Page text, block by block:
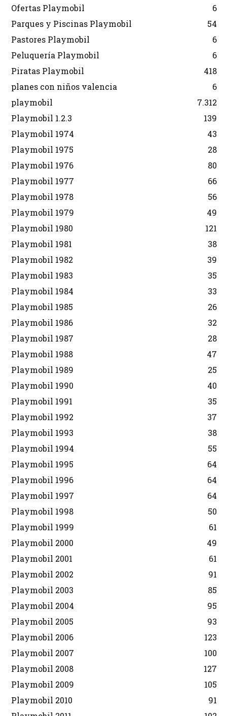
Ofertas Playmobil
6
Parques y Piscinas Playmobil
54
Pastores Playmobil
6
Peluquería Playmobil
6
Piratas Playmobil
418
planes con niños valencia
6
playmobil
7.312
Playmobil 1.2.3
139
Playmobil 1974
43
Playmobil 1975
28
Playmobil 1976
80
Playmobil 1977
66
Playmobil 1978
56
Playmobil 1979
49
Playmobil 1980
121
Playmobil 1981
38
Playmobil 1982
39
Playmobil 1983
35
Playmobil 1984
33
Playmobil 1985
26
Playmobil 1986
32
Playmobil 1987
28
Playmobil 1988
47
Playmobil 1989
25
Playmobil 1990
40
Playmobil 1991
35
Playmobil 1992
37
Playmobil 1993
38
Playmobil 1994
55
Playmobil 1995
64
Playmobil 1996
64
Playmobil 1997
64
Playmobil 1998
50
Playmobil 1999
61
Playmobil 2000
49
Playmobil 2001
61
Playmobil 2002
91
Playmobil 2003
85
Playmobil 2004
95
Playmobil 2005
93
Playmobil 2006
123
Playmobil 2007
100
Playmobil 2008
127
Playmobil 2009
105
Playmobil 2010
91